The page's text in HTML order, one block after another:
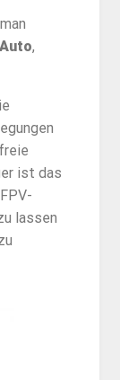
Auto,
ist das
lassen